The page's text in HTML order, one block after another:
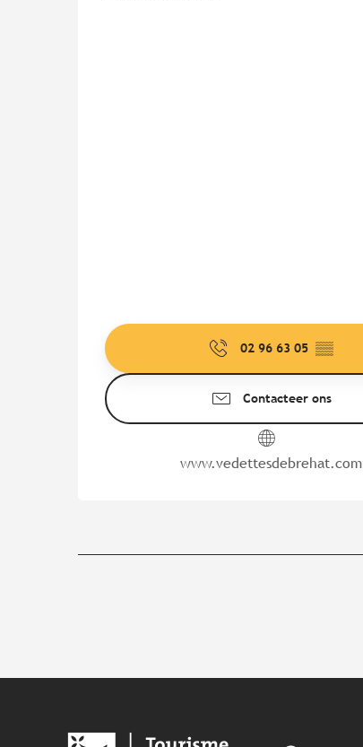
02 96 63 05 ▒▒
Contacteer ons
www.vedettesdebrehat.com